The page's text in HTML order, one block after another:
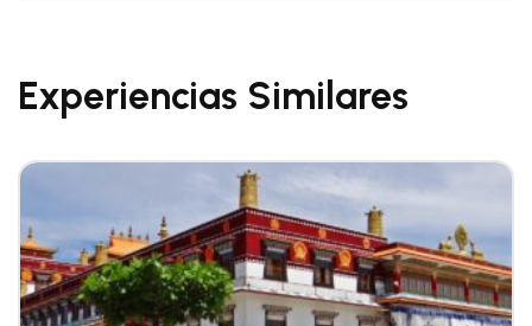
Experiencias Similares